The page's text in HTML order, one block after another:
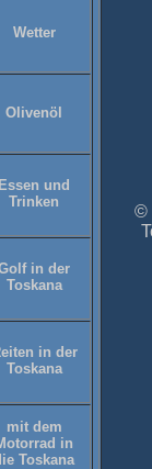
Wetter
Olivenöl
Essen und
Trinken
in der
Toskana
in der
Toskana
mit dem
in
Toskana
©